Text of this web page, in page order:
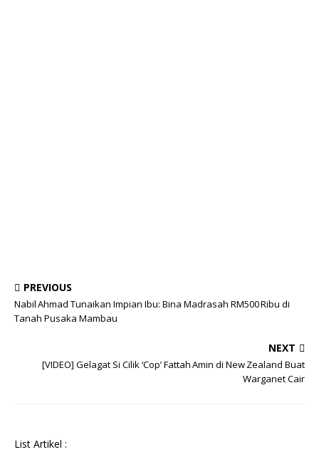
PREVIOUS
Nabil Ahmad Tunaikan Impian Ibu: Bina Madrasah RM500 Ribu di
Tanah Pusaka Mambau
NEXT
[VIDEO] Gelagat Si Cilik ‘Cop’ Fattah Amin di New Zealand Buat
Warganet Cair
List Artikel :